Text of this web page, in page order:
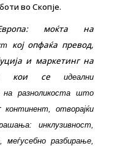
во Скопје.
моќта на
кој опфаќа превод,
и маркетинг на
кои се идеални
разноликоста што
континент, отворајќи
инклузивност,
меѓусебно разбирање,